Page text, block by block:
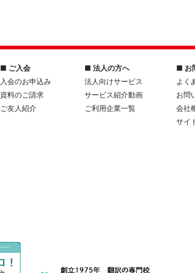
■ ご入会
入会のお申込み
資料のご請求
ご友人紹介
■ 法人の方へ
法人向けサービス
サービス紹介動画
ご利用企業一覧
■ お
よく
お問
会社
サイ